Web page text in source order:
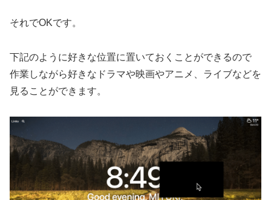
それでOKです。
下記のように好きな位置に置いておくことができるので
作業しながら好きなドラマや映画やアニメ、ライブなどを
見ることができます。